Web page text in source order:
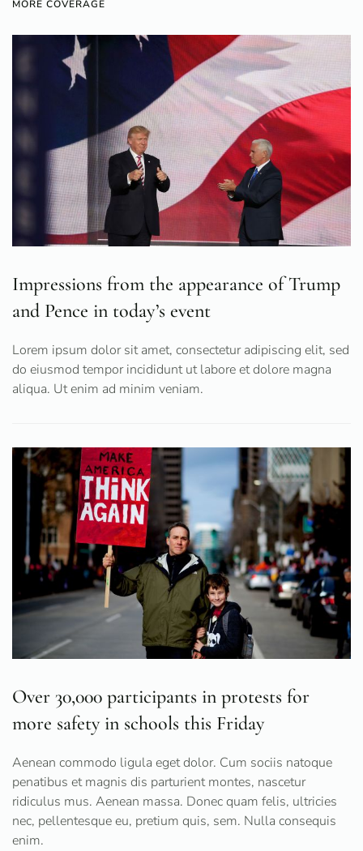
MORE COVERAGE
Impressions from the appearance of Trump
and Pence in today’s event
Lorem ipsum dolor sit amet, consectetur adipiscing elit, sed
do eiusmod tempor incididunt ut labore et dolore magna
aliqua. Ut enim ad minim veniam.
Over 30,000 participants in protests for
more safety in schools this Friday
Aenean commodo ligula eget dolor. Cum sociis natoque
penatibus et magnis dis parturient montes, nascetur
ridiculus mus. Aenean massa. Donec quam felis, ultricies
nec, pellentesque eu, pretium quis, sem. Nulla consequis
enim.